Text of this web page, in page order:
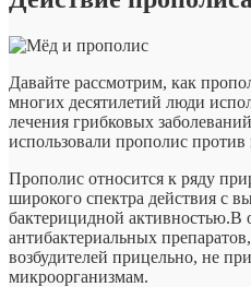
Давайте рассмотрим, как
многих десятилетий люди
лечения грибковых
использовали прополис против
Прополис относится к ряду
широкого спектра действия с
бактерицидной активностью.В
антибактериальных
возбудителей прицельно, не
микроорганизмам.